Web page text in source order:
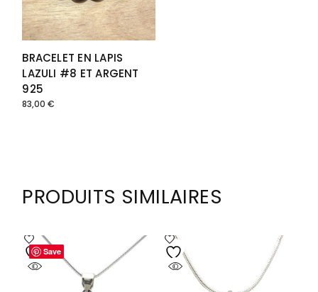
BRACELET EN LAPIS
LAZULI #8 ET ARGENT
925
83,00€
PRODUITS SIMILAIRES
Save
Save